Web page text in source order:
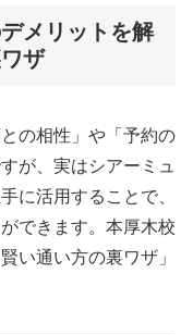
メリットを解
ザ
の相性」や「予約の
が、実はシアーミュ
に活用することで、
できます。本厚木校
い通い方の裏ワザ」